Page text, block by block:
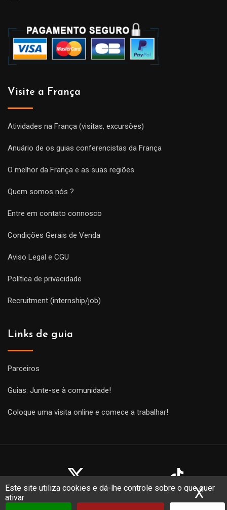
Este site utiliza cookies e dá-lhe controle sobre o que quer
ativar
X
Visite a França
Atividades na França (visitas, excursões)
Anuário de os guias conferencistas da França
O melhor da França e as suas regiões
Quem somos nós ?
Entre em contato connosco
Condições Gerais de Venda
Aviso Legal e CGU
Política de privacidade
Recruitment (internship/job)
Links de guia
Parceiros
Guias: Junte-se à comunidade!
Coloque uma visita online e comece a trabalhar!
Copyright Guides 2021. Tous droits réservés.
Développement